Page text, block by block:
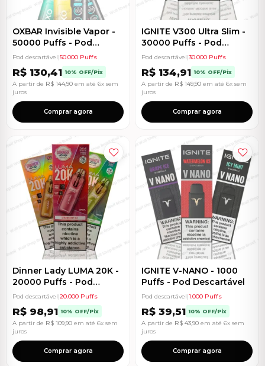
OXBAR Invisible Vapor -
50000 Puffs - Pod
Descartável
Pod descartável|50.000 Puffs
R$ 130,41 10% OFF/Pix
A partir de R$ 144,90 em até 6x sem
juros
Comprar agora
IGNITE V300 Ultra Slim -
30000 Puffs - Pod
Descartável
Pod descartável|30.000 Puffs
R$ 134,91 10% OFF/Pix
A partir de R$ 149,90 em até 6x sem
juros
Comprar agora
Dinner Lady LUMA 20K -
20000 Puffs - Pod
Descartável
Pod descartável|20.000 Puffs
R$ 98,91 10% OFF/Pix
A partir de R$ 109,90 em até 6x sem
juros
Comprar agora
IGNITE V-NANO - 1000
Puffs - Pod Descartável
Pod descartável|1.000 Puffs
R$ 39,51 10% OFF/Pix
A partir de R$ 43,90 em até 6x sem
juros
Comprar agora